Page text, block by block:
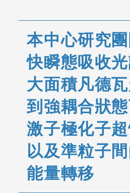
本中心研究
快瞬態吸收
大面積凡德
到強耦合狀
激子極化子
以及準粒子
能量轉移